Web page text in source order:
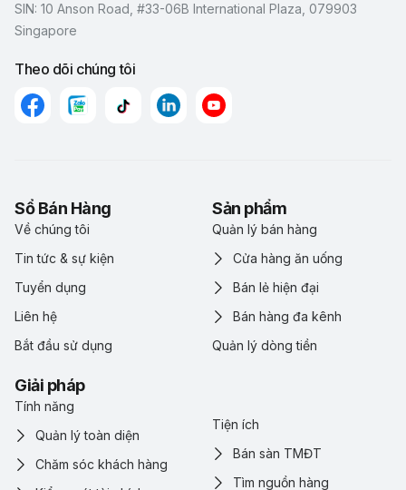
SIN: 10 Anson Road, #33-06B International Plaza, 079903
Singapore
Theo dõi chúng tôi
Sổ Bán Hàng
Về chúng tôi
Tin tức & sự kiện
Tuyển dụng
Liên hệ
Bắt đầu sử dụng
Sản phẩm
Quản lý bán hàng
Cửa hàng ăn uống
Bán lẻ hiện đại
Bán hàng đa kênh
Quản lý dòng tiền
Giải pháp
Tính năng
Quản lý toàn diện
Chăm sóc khách hàng
Tiện ích
Bán sàn TMĐT
Tìm nguồn hàng